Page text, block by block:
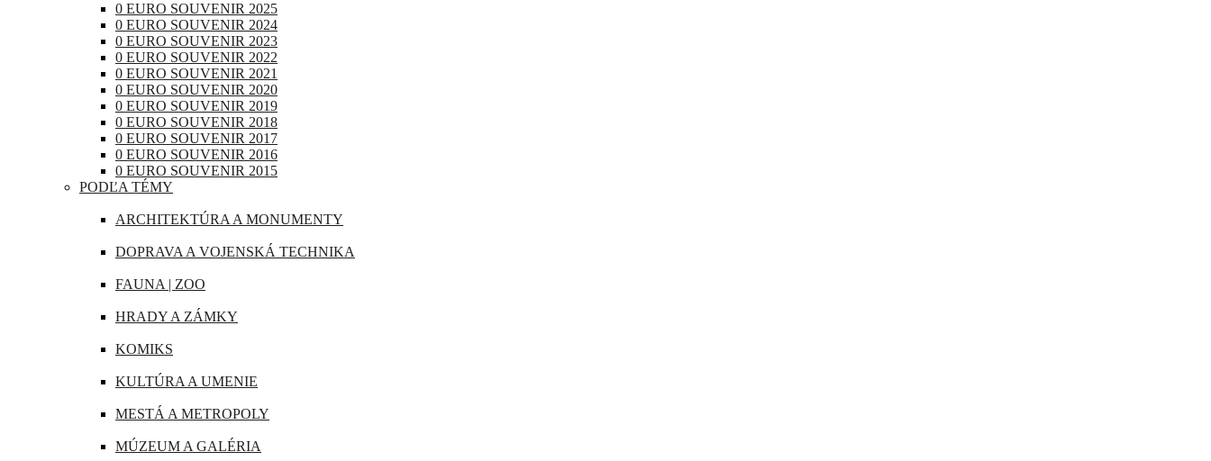
PORTUGALSKO
RAKÚSKO
RUMUNSKO
RUSKO
SAN MARÍNO
SLOVINSKO
ŠPANIELSKO
ŠVAJČIARSKO
ŠVÉDSKO
TALIANSKO
VATIKÁN
INDIA
INDONÉZIA
IRAK
JAPONSKO
KANADA
KATAR
KUBA
LIBANON
MAROKO
MAURÍCIUS
MJANMARSKO
OMÁN
PERU
0 EURO SOUVENIR 2025
0 EURO SOUVENIR 2024
0 EURO SOUVENIR 2023
0 EURO SOUVENIR 2022
0 EURO SOUVENIR 2021
0 EURO SOUVENIR 2020
0 EURO SOUVENIR 2019
0 EURO SOUVENIR 2018
0 EURO SOUVENIR 2017
0 EURO SOUVENIR 2016
0 EURO SOUVENIR 2015
PODĽA TÉMY
ARCHITEKTÚRA A MONUMENTY
DOPRAVA A VOJENSKÁ TECHNIKA
FAUNA | ZOO
HRADY A ZÁMKY
KOMIKS
KULTÚRA A UMENIE
MESTÁ A METROPOLY
MÚZEUM A GALÉRIA